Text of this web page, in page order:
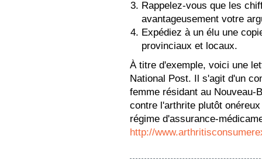
Rappelez-vous que les
avantageusement votre
Expédiez à un élu une
provinciaux et locaux.
À titre d'exemple, voici une
National Post. Il s'agit d'un
femme résidant au Nouveau-
contre l'arthrite plutôt
régime d'assurance-
http://